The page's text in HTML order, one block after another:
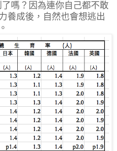
嗎？因為連你自己都不敢
養成後，自然也會想逃出